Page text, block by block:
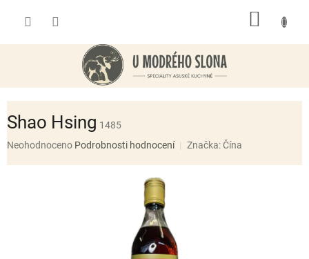
Shao Hsing 1485
Průměrné
Neohodnoceno Podrobnosti hodnocení Značka: Čína